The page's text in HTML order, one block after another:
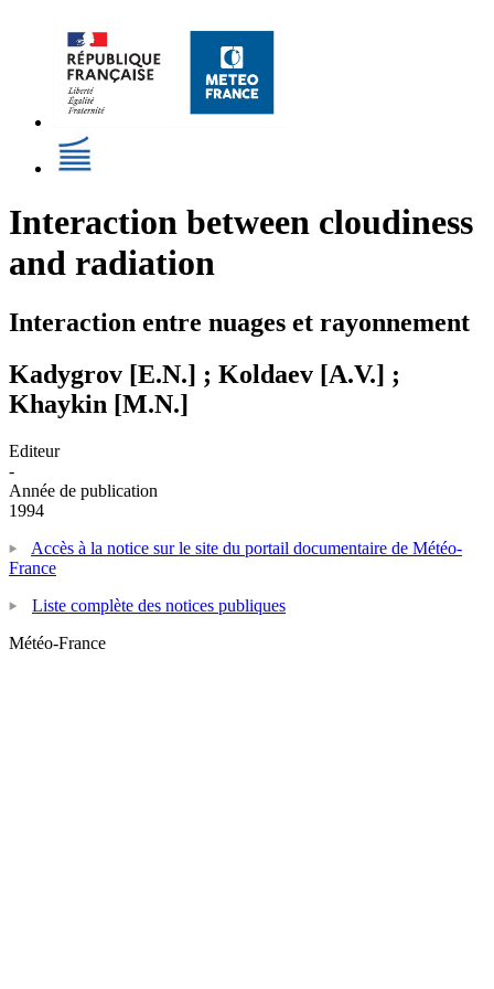
Interaction between cloudiness
and radiation
Interaction entre nuages et rayonnement
Kadygrov [E.N.] ; Koldaev [A.V.] ;
Khaykin [M.N.]
Editeur
-
Année de publication
1994
Accès à la notice sur le site du portail documentaire de Météo-
France
Liste complète des notices publiques
Météo-France